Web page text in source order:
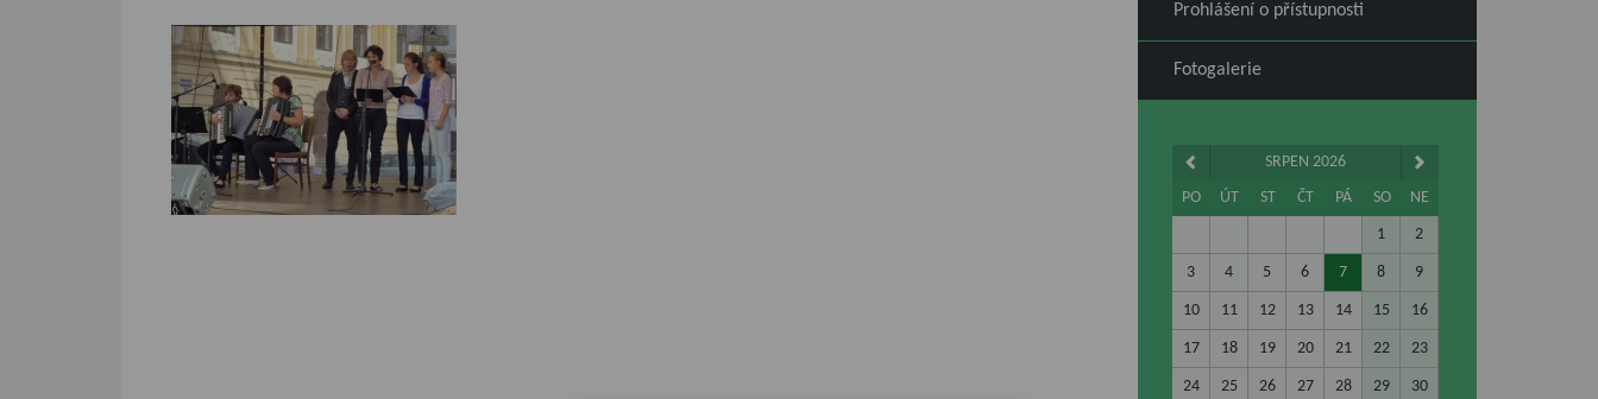
Prohlášení o přístupnosti
Fotogalerie
SRPEN 2026
PO
ÚT ST ČT PÁ SO NE
1 2
3 4 5 6 7 8 9
10 11 12 13 14 15 16
17 18 19 20 21 22 23
24 25 26 27 28 29 30